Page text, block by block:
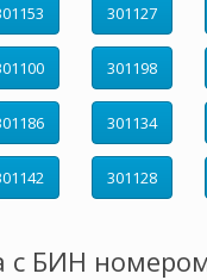
301127
301198
301134
301128
с БИН